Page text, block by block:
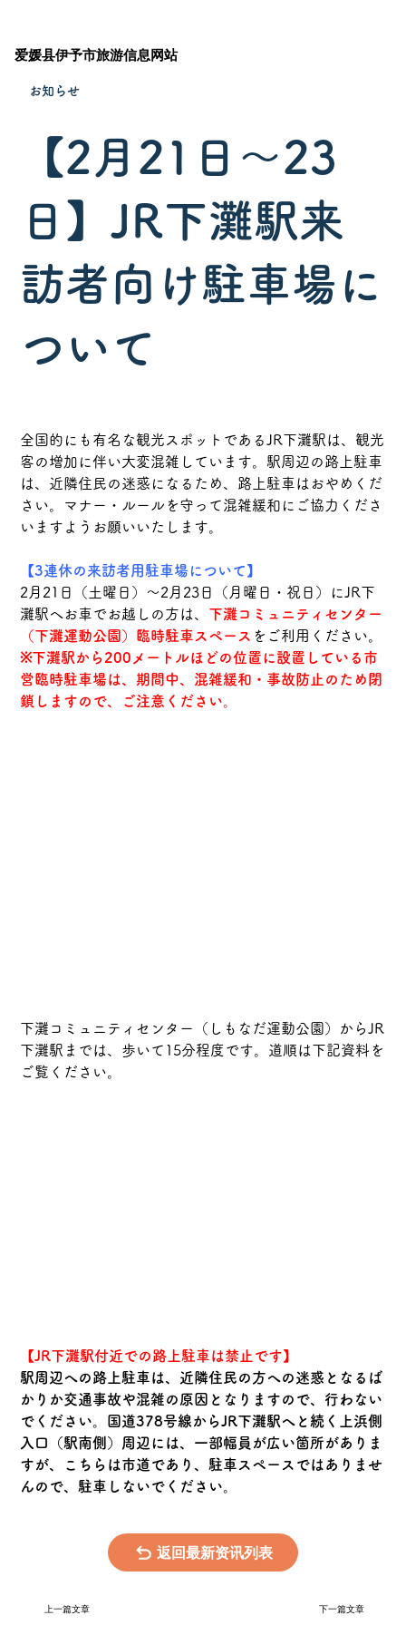
爱媛县伊予市旅游信息网站
【2月21日～23
日】JR下灘駅来
訪者向け駐車場に
ついて
お知らせ
全国的にも有名な観光スポットであるJR下灘駅は、観光
客の増加に伴い大変混雑しています。駅周辺の路上駐車
は、近隣住民の迷惑になるため、路上駐車はおやめくだ
さい。マナー・ルールを守って混雑緩和にご協力くださ
いますようお願いいたします。
【3連休の来訪者用駐車場について】
2月21日（土曜日）～2月23日（月曜日・祝日）にJR下
灘駅へお車でお越しの方は、 下灘コミュニティセンター
（下灘運動公園）臨時駐車スペース をご利用ください。
※下灘駅から200メートルほどの位置に設置している市
営臨時駐車場は、期間中、混雑緩和・事故防止のため閉
鎖しますので、ご注意ください。
下灘コミュニティセンター（しもなだ運動公園）からJR
下灘駅までは、歩いて15分程度です。道順は下記資料を
ご覧ください。
【JR下灘駅付近での路上駐車は禁止です】
駅周辺への路上駐車は、近隣住民の方への迷惑となるば
かりか交通事故や混雑の原因となりますので、行わない
でください。国道378号線からJR下灘駅へと続く上浜側
入口（駅南側）周辺には、一部幅員が広い箇所がありま
すが、こちらは市道であり、駐車スペースではありませ
んので、駐車しないでください。
返回最新资讯列表
上一篇文章 下一篇文章